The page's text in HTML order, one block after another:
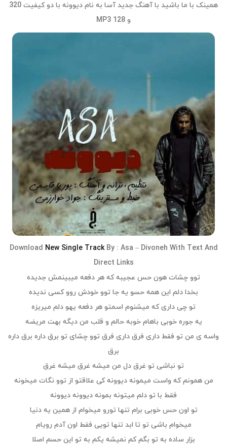
همینک با ما باشید با آهنگ جدیدآسا به نام دیوونه
با دو کیفیت 320
و 128 MP3
Download New Single TrackBy : Asa – Divoneh With Text And
Direct Links
توو چشات هون حس عجیبه که هر دفعه میبینمش جدیده
بخدا دلم این همه حسو یه جا توو خودش روو کسی ندیده
تو چی داری که میشنوم اسمتو هر دفعه یهو دلم میریزه
یه جوره خوبی باهام خوبه حالم و قلب من دیگه بهت مریضه
واسه ی من تو فقط داری فرق داری فرق توو چشای تو برق داره برق داره
برق
تو نباشی تو غرق دل من میشه غرق میشه غرق
من همونم که واست میمونه دیوونه کی علاقتو از توو نگات میخونه
فقط با تو دلم میتونه بمونه دیوونه دیوونه
تو اون حس خوبی برام تنها تورو میخوام از همین یه دنیا
میخوام باشی تو تا ابد تنها تویی فقط اون آدم رویام
بزار ساده به تو بگم کم نمیشه یکم به تو این حسم اصلا